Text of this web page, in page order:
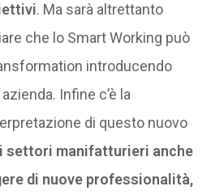
. Ma sarà altrettanto
che lo Smart Working può
introducendo
Infine c’è la
di questo nuovo
settori manifatturieri anche
di nuove professionalità,